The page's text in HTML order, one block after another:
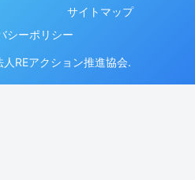
サイトマップ
シーポリシー
REアクション推進協会.